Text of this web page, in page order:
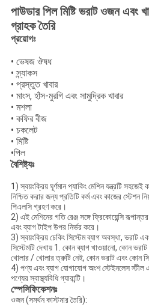
পাউডার পিল মিষ্টি ভরাট ওজন এবং
গ্রাহক তৈরি
প্রয়োগঃ
• ভেষজ ঔষধ
• স্ন্যাকস
• প্রস্তুত খাবার
• মাংস, হাঁস-মুরগি এবং সামুদ্রিক খাবার
• মশলা
• কফির বীজ
• চকলেট
• মিষ্টি
•পিল
বৈশিষ্ট্যঃ
1) স্বয়ংক্রিয় ঘূর্ণমান প্যাকিং মেশিন যন্ত্রটি
নিশ্চিত করার জন্য প্রতিটি কর্ম এবং কাজের স্টেশন
পিএলসি গ্রহণ করে।
2) এই মেশিনের গতি রেঞ্জ সঙ্গে ফ্রিকোয়েন্সি
এবং ব্যাগ টাইপ উপর নির্ভর করে।
3) স্বয়ংক্রিয় চেকিং সিস্টেম ব্যাগ অবস্থা, ভরাট
সিস্টেমটি দেখায় 1. কোন ব্যাগ খাওয়ানো, কোন
খোলার / খোলার ত্রুটি নেই, কোন ভরাট এবং কোন
4) পণ্য এবং ব্যাগ যোগাযোগ অংশ স্টেইনলেস স্টীল
পণ্যের স্বাস্থ্যবিধি গ্যারান্টি।
স্পেসিফিকেশনঃ
ওজন (সমর্থন কাস্টমার তৈরি):